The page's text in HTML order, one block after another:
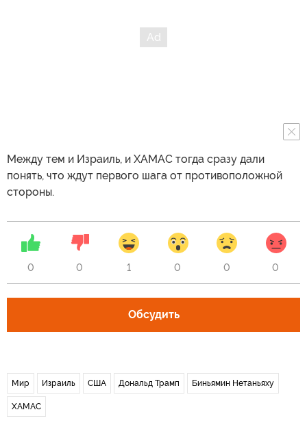
Между тем и Израиль, и ХАМАС тогда сразу дали
понять, что ждут первого шага от противоположной
стороны.
0 0 1 0 0 0
Обсудить
Мир Израиль США Дональд Трамп Биньямин Нетаньяху
ХАМАС